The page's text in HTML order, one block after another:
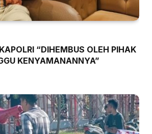
“DIHEMBUS OLEH PIHAK
KENYAMANANNYA”